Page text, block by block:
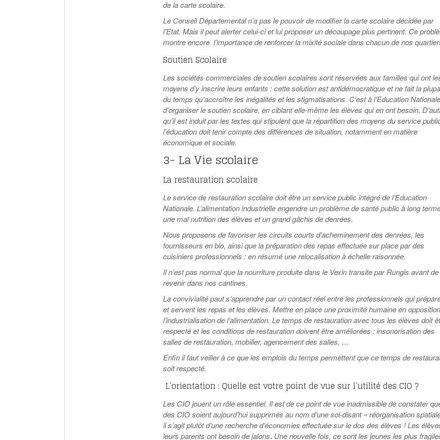
de la carte scolaire.
Le Conseil Départemental n’a pas le pouvoir de modifier la carte scolaire décidée par
l’Etat. Mais il peut alerter celui-ci et lui proposer un découpage plus pertinent. Ce
montre encore l’importance de renforcer la mixité sociale dans chacun de nos
Soutien Scolaire
Les sociétés commerciales de soutien scolaires sont réservées aux familles qui ont
moyens d’y inscrire leurs enfants : cette solution est antidémocratique et ne fait la
du temps qu’accroître les inégalités et les stigmatisations. C’est à l’Education Nationale
d’organiser le soutien scolaire, en ciblant elle-même les élèves qui en ont besoin.
qu’il est induit par les textes qui stipulent que la répartition des moyens du service
l’éducation doit tenir compte des différences de situation, notamment en matière
économique et sociale.
3- La Vie scolaire
La restauration scolaire
Le service de restauration scolaire doit être un service public intégré de l’Education
Nationale. L’alimentation industrielle engendre un problème de santé public à long
une mal nutrition des élèves et un grand gâchis de denrées.
Nous proposons de favoriser les circuits courts d’acheminement des denrées, les
fournisseurs en bio, ainsi que la préparation des repas effectuée sur place par des
cuisiniers professionnels : en résumé une relocalisation à échelle raisonnée.
Il n’est pas normal que la nourriture produite dans le Vexin transite par Rungis avant de
revenir dans nos cantines.
La convivialité paut s’apprendre par un contact réel entre les professionnels qui
et servent les repas et les élèves. Mettre en place une proximité humaine en
l’industrialisation de l’alimentation. Le temps de restauration avec tous les élèves doit
respecté et les conditions de restauration doivent être améliorées : insonorisation des
salles de restauration, mobilier, agencement des salles, …
Enfin il faut veiller à ce que les emplois du temps permettent que ce temps de
soit respecté.
L’orientation : Quelle est votre point de vue sur l’utilité des CIO ?
Les CIO jouent un rôle essentiel. Il est de ce point de vue inadmissible de constater
des CIO soient aujourd’hui supprimés au nom d’une soi-disant « réorganisation
il s’agit plutôt d’une recherche d’économies effectuée sur le dos des élèves ! Les
leurs parents ont besoin de jalons. Une nouvelle fois, ce sont les jeunes les plus